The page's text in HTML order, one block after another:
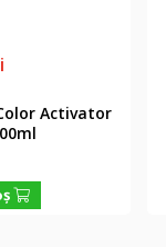
Activator